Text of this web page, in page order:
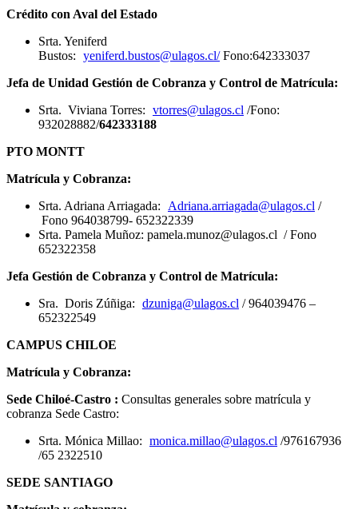
Crédito con Aval del Estado
Srta. Yeniferd
Bustos: yeniferd.bustos@ulagos.cl/Fono:642333037
Jefa de Unidad Gestión de Cobranza y Control de Matrícula:
Srta. Viviana Torres: vtorres@ulagos.cl /Fono:
932028882/642333188
PTO MONTT
Matrícula y Cobranza:
Srta. Adriana Arriagada:
Adriana.arriagada@ulagos.cl /
Fono 964038799- 652322339
Srta. Pamela Muñoz: pamela.munoz@ulagos.cl / Fono
652322358
Jefa Gestión de Cobranza y Control de Matrícula:
Sra. Doris Zúñiga: dzuniga@ulagos.cl / 964039476 –
652322549
CAMPUS CHILOE
Matrícula y Cobranza:
Sede Chiloé-Castro : Consultas generales sobre matrícula y
cobranza Sede Castro:
Srta. Mónica Millao: monica.millao@ulagos.cl /976167936
/65 2322510
SEDE SANTIAGO